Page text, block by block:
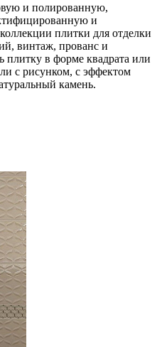
и полированную,
и
плитки для отделки
винтаж, прованс и
в форме квадрата или
с рисунком, с эффектом
камень.